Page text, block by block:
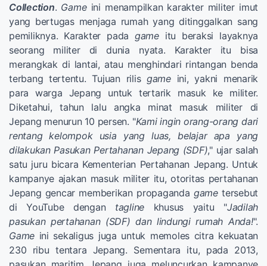
Collection. Gameini menampilkan karakter militer imut
yang bertugas menjaga rumah yang ditinggalkan sang
pemiliknya. Karakter pada gameitu beraksi layaknya
seorang militer di dunia nyata. Karakter itu bisa
merangkak di lantai, atau menghindari rintangan benda
terbang tertentu. Tujuan rilis gameini, yakni menarik
para warga Jepang untuk tertarik masuk ke militer.
Diketahui, tahun lalu angka minat masuk militer di
Jepang menurun 10 persen. "Kami ingin orang-orang dari
rentang kelompok usia yang luas, belajar apa yang
dilakukan Pasukan Pertahanan Jepang (SDF)," ujar salah
satu juru bicara Kementerian Pertahanan Jepang. Untuk
kampanye ajakan masuk militer itu, otoritas pertahanan
Jepang gencar memberikan propaganda gametersebut
di YouTube dengan tagline khusus yaitu "Jadilah
pasukan pertahanan (SDF) dan lindungi rumah Anda!".
Game ini sekaligus juga untuk memoles citra kekuatan
230 ribu tentara Jepang. Sementara itu, pada 2013,